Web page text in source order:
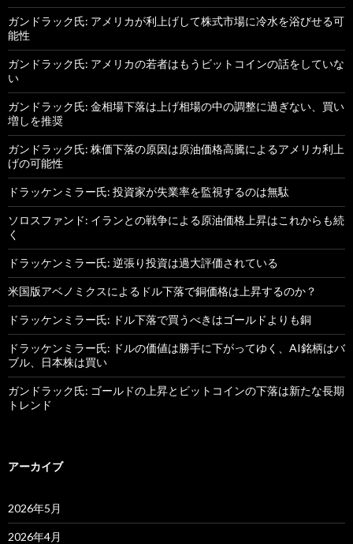
ガンドラック氏: アメリカが利上げして株式市場に冷水を浴びせる可
能性
ガンドラック氏: アメリカの若者はもうビットコインの話をしていな
い
ガンドラック氏: 金相場下落は上げ相場の中の調整に過ぎない、買い
増しを推奨
ガンドラック氏: 株価下落の原因は原油価格高騰によるアメリカ利上
げの可能性
ドラッケンミラー氏: 投資家が失業率を監視するのは無駄
ソロスファンド: イランとの戦争による原油価格上昇はこれからも続
く
ドラッケンミラー氏: 逆張り投資は過大評価されている
米国版アベノミクスによるドル下落で銅価格は上昇するのか？
ドラッケンミラー氏: ドル下落で買うべきはゴールドよりも銅
ドラッケンミラー氏: ドルの価値は勝手に下がってゆく、AI銘柄はバ
ブル、日本株は買い
ガンドラック氏: ゴールドの上昇とビットコインの下落は新たな長期
トレンド
アーカイブ
2026年5月
2026年4月